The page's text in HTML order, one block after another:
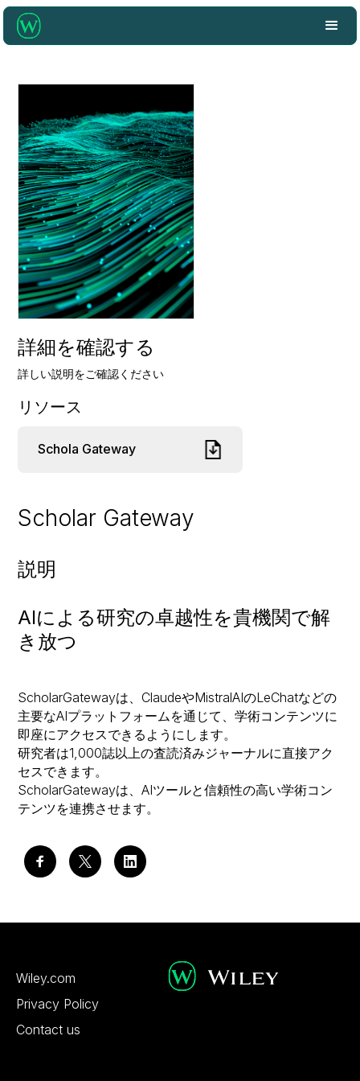
詳細を確認する
詳しい説明をご確認ください
リソース
Schola Gateway
Scholar Gateway
説明
AIによる研究の卓越性を貴機関で解
き放つ
ScholarGatewayは、ClaudeやMistralAIのLeChatなどの
主要なAIプラットフォームを通じて、学術コンテンツに
即座にアクセスできるようにします。
研究者は1,000誌以上の査読済みジャーナルに直接アク
セスできます。
ScholarGatewayは、AIツールと信頼性の高い学術コン
テンツを連携させます。
Wiley.com
Privacy Policy
Contact us